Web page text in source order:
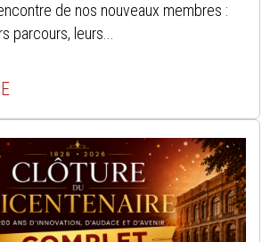
de nos nouveaux membres :
parcours, leurs...